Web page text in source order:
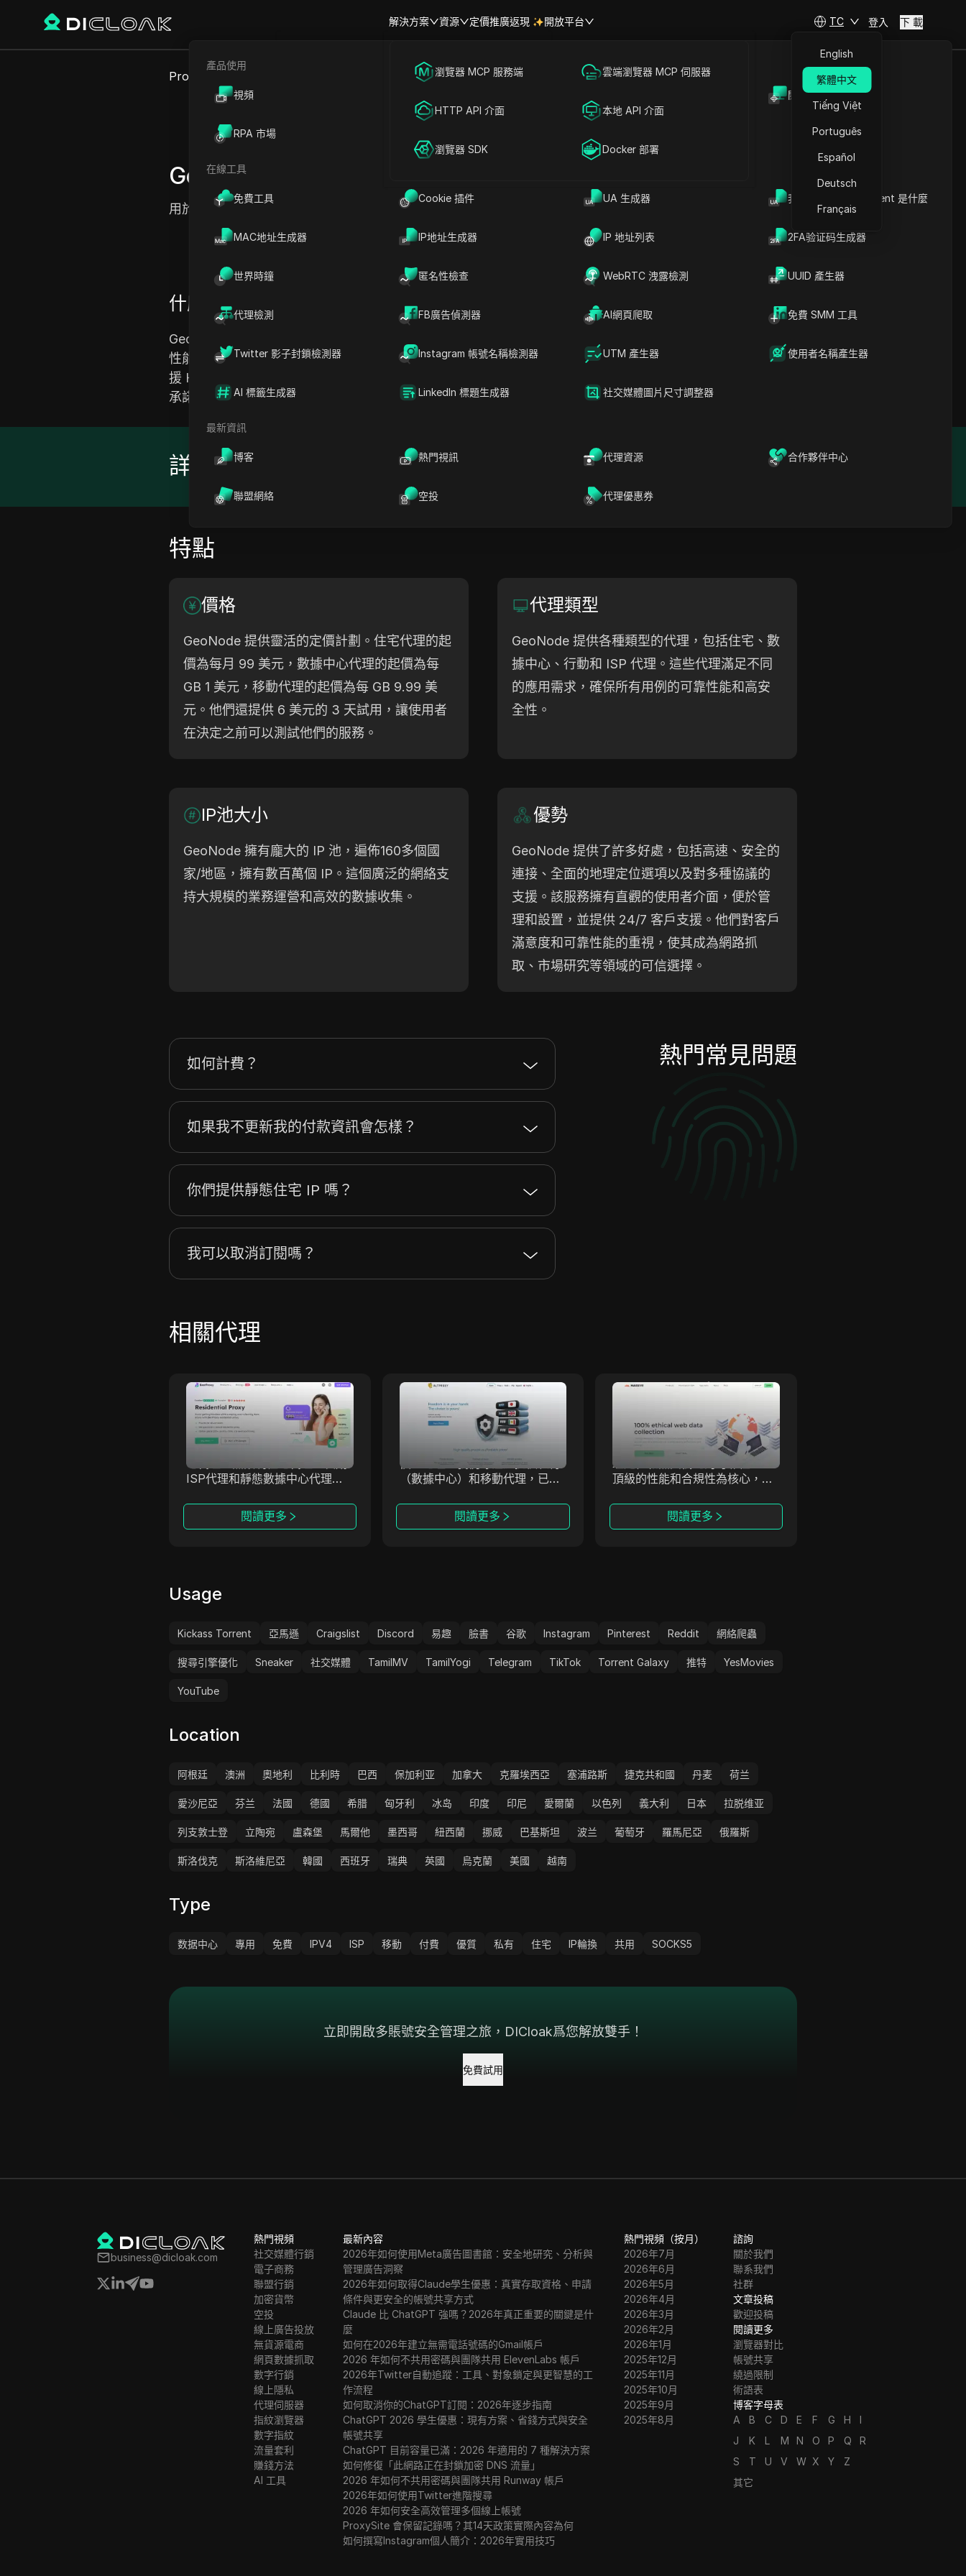
解決方案
海外社媒營銷
廣告投放
帳號共享
資源
產品使用
視頻 開放API
RPA 市場
在線工具
免費工具 Cookie 插件 UA 生成器 我的瀏覽器 User Agent 是什麼
MAC地址生成器 IP地址生成器 IP 地址列表 2FA验证码生成器
世界時鐘 匿名性檢查 WebRTC 洩露檢測 UUID 產生器
代理檢測 FB廣告偵測器 AI網頁爬取 免費 SMM 工具
Twitter 影子封鎖檢測器 Instagram 帳號名稱檢測器 UTM 產生器 使用者名稱產生器
AI 標籤生成器 LinkedIn 標題生成器 社交媒體圖片尺寸調整器
最新資訊
博客 熱門視訊 代理資源 合作夥伴中心
聯盟網絡 空投 代理優惠券
定價推廣返現 開放平台
瀏覽器 MCP 服務端 雲端瀏覽器 MCP 伺服器
HTTP API 介面 本地 API 介面
瀏覽器 SDK Docker 部署
TC
English
繁體中文
Tiếng Việt
Português
Español
Deutsch
Français
登入 下 載
Proxy Sites
GeoNode
就此頁面提問
用於無縫線上活動的多功能代理解決方案
什麼是 GeoNode？
GeoNode 提供多種代理服務，包括住宅、數據中心、移動和 ISP 代理。GeoNode 以其廣泛的 IP 池和強大的
性能而聞名，確保高速且可靠的連接，適用於網路抓取、社交媒體自動化及訪問受地理限制的內容。該服務支
援 HTTP、HTTPS 和 SOCKS5 協定，提供靈活的定價計劃，並與各種工具無縫整合。他們對道德代理採購的
承諾以及專業的客戶支持，使其成為企業和個人的首選。
詳情 總部位置 成立年份
特點
價格
GeoNode 提供靈活的定價計劃。住宅代理的起
價為每月 99 美元，數據中心代理的起價為每
GB 1 美元，移動代理的起價為每 GB 9.99 美
元。他們還提供 6 美元的 3 天試用，讓使用者
在決定之前可以測試他們的服務。
代理類型
GeoNode 提供各種類型的代理，包括住宅、數
據中心、行動和 ISP 代理。這些代理滿足不同
的應用需求，確保所有用例的可靠性能和高安
全性。
IP池大小
GeoNode 擁有龐大的 IP 池，遍佈160多個國
家/地區，擁有數百萬個 IP。這個廣泛的網絡支
持大規模的業務運營和高效的數據收集。
優勢
GeoNode 提供了許多好處，包括高速、安全的
連接、全面的地理定位選項以及對多種協議的
支援。該服務擁有直觀的使用者介面，便於管
理和設置，並提供 24/7 客戶支援。他們對客戶
滿意度和可靠性能的重視，使其成為網路抓
取、市場研究等領域的可信選擇。
熱門常見問題
如何計費？
如果我不更新我的付款資訊會怎樣？
你們提供靜態住宅 IP 嗎？
我可以取消訂閱嗎？
相關代理
BestProxy
BestProxy 是全球領先的代理IP
服務提供商，專注於提供五大核
心產品：動態住宅代理、靜態住
宅代理、無限制住宅代理、長期
ISP代理和靜態數據中心代理。
和地區提供服務，擁有超過8000
萬個優質IP資源，確保超過95%
穩定性、高性能和專業的客戶支
營並推動增長。
閱讀更多
AltProxy
ALTPROXY 提供適用於各種規
模企業的代理解決方案，服務覆
蓋超過100個國家，擁有2100萬
個IP地址。我們專注於提供私有
（數據中心）和移動代理，已經
閱讀更多
Massive
Massive Computing Inc. 提供
強大且合法來源的住宅代理網
絡，提供全球IP覆蓋、精確的地
理定位和無與倫比的可靠性。以
頂級的性能和合規性為核心，
擴展業務並安全地訪問關鍵數
據。我們的代理與反檢測瀏覽器
閱讀更多
Usage
Kickass Torrent 亞馬遜 Craigslist Discord 易趣 臉書 谷歌 Instagram Pinterest Reddit 網絡爬蟲
搜尋引擎優化 Sneaker 社交媒體 TamilMV TamilYogi Telegram TikTok Torrent Galaxy 推特 YesMovies
YouTube
Location
阿根廷 澳洲 奧地利 比利時 巴西 保加利亚 加拿大 克羅埃西亞 塞浦路斯 捷克共和國 丹麦 荷兰
愛沙尼亞 芬兰 法國 德國 希腊 匈牙利 冰岛 印度 印尼 愛爾蘭 以色列 義大利 日本 拉脱维亚
列支敦士登 立陶宛 盧森堡 馬爾他 墨西哥 紐西蘭 挪威 巴基斯坦 波兰 葡萄牙 羅馬尼亞 俄羅斯
斯洛伐克 斯洛維尼亞 韓國 西班牙 瑞典 英國 烏克蘭 美國 越南
Type
数据中心 專用 免費 IPV4 ISP 移動 付費 優質 私有 住宅 IP輪換 共用 SOCKS5
立即開啟多賬號安全管理之旅，DICloak爲您解放雙手！
免費試用
business@dicloak.com
熱門視頻
社交媒體行銷
電子商務
聯盟行銷
加密貨幣
空投
線上廣告投放
無貨源電商
網頁數據抓取
數字行銷
線上隱私
代理伺服器
指紋瀏覽器
數字指紋
流量套利
賺錢方法
AI 工具
最新內容
2026年如何使用Meta廣告圖書館：安全地研究、分析與
管理廣告洞察
2026年如何取得Claude學生優惠：真實存取資格、申請
條件與更安全的帳號共享方式
Claude 比 ChatGPT 強嗎？2026年真正重要的關鍵是什
麼
如何在2026年建立無需電話號碼的Gmail帳戶
2026 年如何不共用密碼與團隊共用 ElevenLabs 帳戶
2026年Twitter自動追蹤：工具、對象鎖定與更智慧的工
作流程
如何取消你的ChatGPT訂閱：2026年逐步指南
ChatGPT 2026 學生優惠：現有方案、省錢方式與安全
帳號共享
ChatGPT 目前容量已滿：2026 年適用的 7 種解決方案
如何修復「此網路正在封鎖加密 DNS 流量」
2026 年如何不共用密碼與團隊共用 Runway 帳戶
2026年如何使用Twitter進階搜尋
2026 年如何安全高效管理多個線上帳號
ProxySite 會保留記錄嗎？其14天政策實際內容為何
如何撰寫Instagram個人簡介：2026年實用技巧
熱門視頻（按月）
2026年7月
2026年6月
2026年5月
2026年4月
2026年3月
2026年2月
2026年1月
2025年12月
2025年11月
2025年10月
2025年9月
2025年8月
諮詢
關於我們
聯系我們
社群
文章投稿
歡迎投稿
閱讀更多
瀏覽器對比
帳號共享
繞過限制
術語表
博客字母表
A
B C D E F G H
I
J
K L M N O P Q
R
S
T U V W X Y
Z
其它